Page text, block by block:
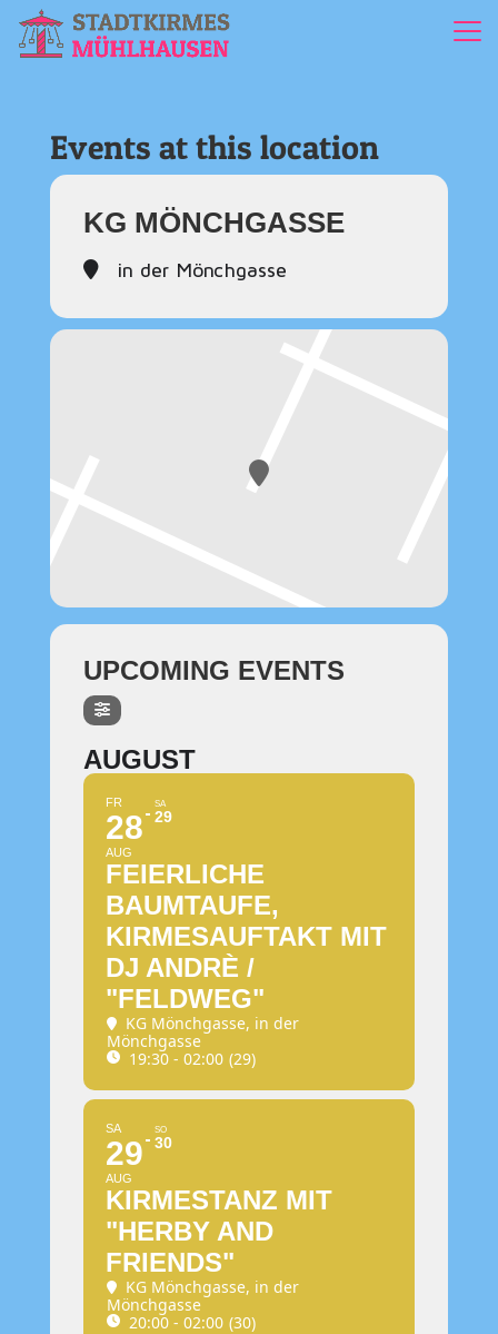
Events at this location
KG MÖNCHGASSE
in der Mönchgasse
UPCOMING EVENTS
AUGUST
FR
28
AUG
SA
29
FEIERLICHE
BAUMTAUFE,
KIRMESAUFTAKT MIT
DJ ANDRÈ /
"FELDWEG"
KG Mönchgasse, in der
Mönchgasse
19:30 - 02:00 (29)
SA
29
AUG
SO
30
KIRMESTANZ MIT
"HERBY AND
FRIENDS"
KG Mönchgasse, in der
Mönchgasse
20:00 - 02:00 (30)